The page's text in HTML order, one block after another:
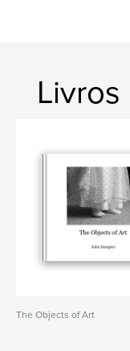
The Objects of Art